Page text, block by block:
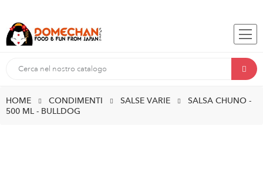
HOME CONDIMENTI SALSE VARIE
SALSA CHUNO -
500 ML - BULLDOG